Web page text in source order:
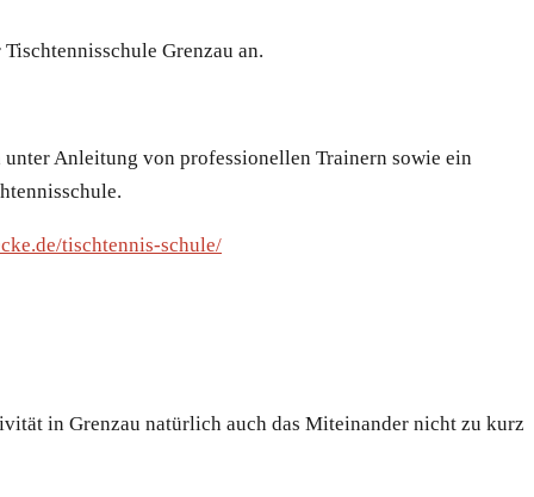
Grenzau an.
Anleitung von professionellen Trainern sowie ein
tischtennis-schule/
in Grenzau natürlich auch das Miteinander nicht zu kurz